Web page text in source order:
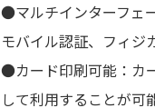
●マルチインターフェ
モバイル認証、フィジ
●カード印刷可能：カ
して利用することが可